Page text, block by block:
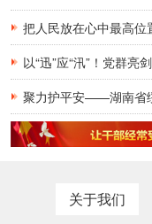
以“迅”应“汛”！党群亮
聚力护平安——湖南省
关于我们